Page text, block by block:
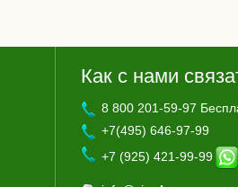
Как с нами
8 800 201-59-97
+7(495) 646-97-99
+7 (925) 421-99-99